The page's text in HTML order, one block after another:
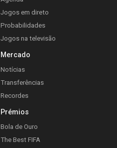
Jogos em direto
Probabilidades
Jogos na televisão
Mercado
Notícias
Transferências
Recordes
Prémios
Bola de Ouro
The Best FIFA